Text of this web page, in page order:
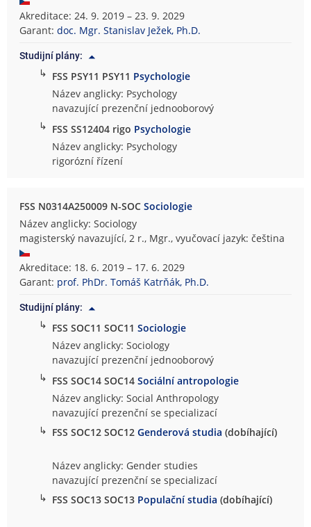
Akreditace: 24. 9. 2019 – 23. 9. 2029
Garant:doc. Mgr. Stanislav Ježek, Ph.D.
Studijní plány:
↳ FSS PSY11 PSY11 Psychologie
Název anglicky: Psychology
navazující prezenční jednooborový
↳ FSS SS12404 rigo Psychologie
Název anglicky: Psychology
rigorózní řízení
FSS N0314A250009 N-SOCSociologie
Název anglicky: Sociology
magisterský navazující, 2 r., Mgr., vyučovací jazyk: čeština
Akreditace: 18. 6. 2019 – 17. 6. 2029
Garant: prof. PhDr. Tomáš Katrňák, Ph.D.
Studijní plány:
↳ FSS SOC11 SOC11Sociologie
Název anglicky: Sociology
navazující prezenční jednooborový
↳ FSS SOC14 SOC14Sociální antropologie
Název anglicky: Social Anthropology
navazující prezenční se specializací
↳ FSS SOC12 SOC12Genderová studia (dobíhající)
Název anglicky: Gender studies
navazující prezenční se specializací
↳ FSS SOC13 SOC13 Populační studia (dobíhající)